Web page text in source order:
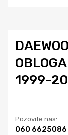
1999-
Pozovite nas:
060 6625086